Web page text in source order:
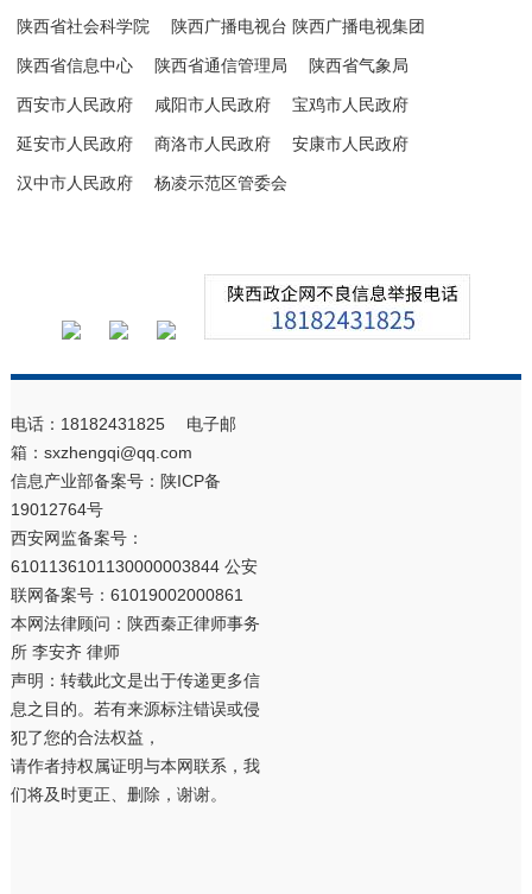
陕西省社会科学院 陕西广播电视台 陕西广播电视集团
陕西省信息中心 陕西省通信管理局 陕西省气象局
西安市人民政府 咸阳市人民政府 宝鸡市人民政府
延安市人民政府 商洛市人民政府 安康市人民政府
汉中市人民政府 杨凌示范区管委会
电话：18182431825 电子邮
箱：sxzhengqi@qq.com
信息产业部备案号： 陕ICP备
19012764号
西安网监备案号：
6101136101130000003844 公安
联网备案号：61019002000861
本网法律顾问：陕西秦正律师事务
所 李安齐 律师
声明：转载此文是出于传递更多信
息之目的。若有来源标注错误或侵
犯了您的合法权益，
请作者持权属证明与本网联系，我
们将及时更正、删除，谢谢。